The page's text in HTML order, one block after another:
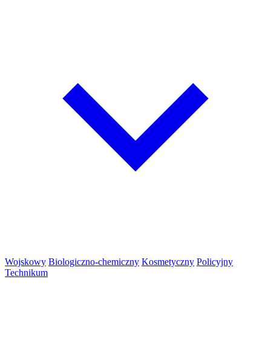
Wojskowy Biologiczno-chemiczny Kosmetyczny Policyjny
Technikum